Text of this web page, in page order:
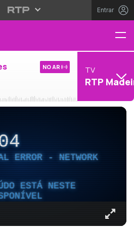
Entrar
NO AR TV
RTP
ERROR - NETWORK
ESTÁ NESTE